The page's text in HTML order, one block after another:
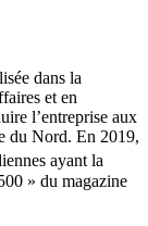
dans la
et en
l’entreprise aux
du Nord. En 2019,
ayant la
» du magazine